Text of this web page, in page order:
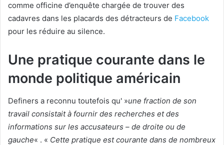
comme officine d’enquête chargée de trouver des
cadavres dans les placards des détracteurs de Facebook
pour les réduire au silence.
Une pratique courante dans le
monde politique américain
Definers a reconnu toutefois qu' »une fraction de son
travail consistait à fournir des recherches et des
informations sur les accusateurs – de droite ou de
gauche« . « Cette pratique est courante dans de nombreux